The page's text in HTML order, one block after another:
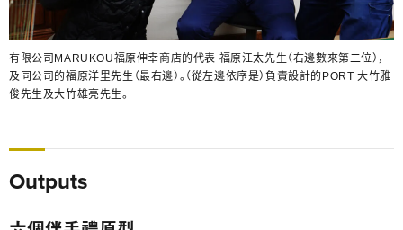
有限公司MARUKOU福原伸幸商店的代表 福原江太先生（右邊數來第二位），
及同公司的福原洋里先生（最右邊）。（從左邊依序是）負責設計的PORT 大竹雅
俊先生及大竹雄亮先生。
Outputs